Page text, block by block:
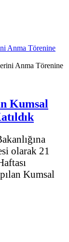
Anma Törenine
Kumsal
olarak 21
Kumsal